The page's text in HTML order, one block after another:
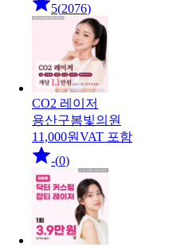
5(2076)
CO2 레이저
용산구봄빛의원
11,000원VAT 포함
-(0)